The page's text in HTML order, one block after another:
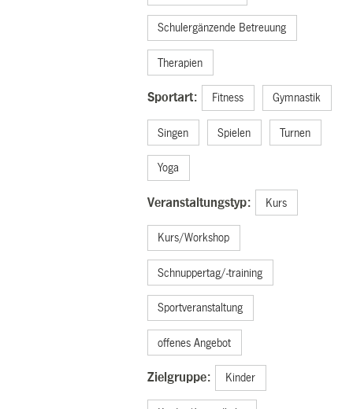
Schulergänzende Betreuung
Therapien
Sportart: Fitness Gymnastik
Singen Spielen Turnen
Yoga
Veranstaltungstyp: Kurs
Kurs/Workshop
Schnuppertag/-training
Sportveranstaltung
offenes Angebot
Zielgruppe: Kinder